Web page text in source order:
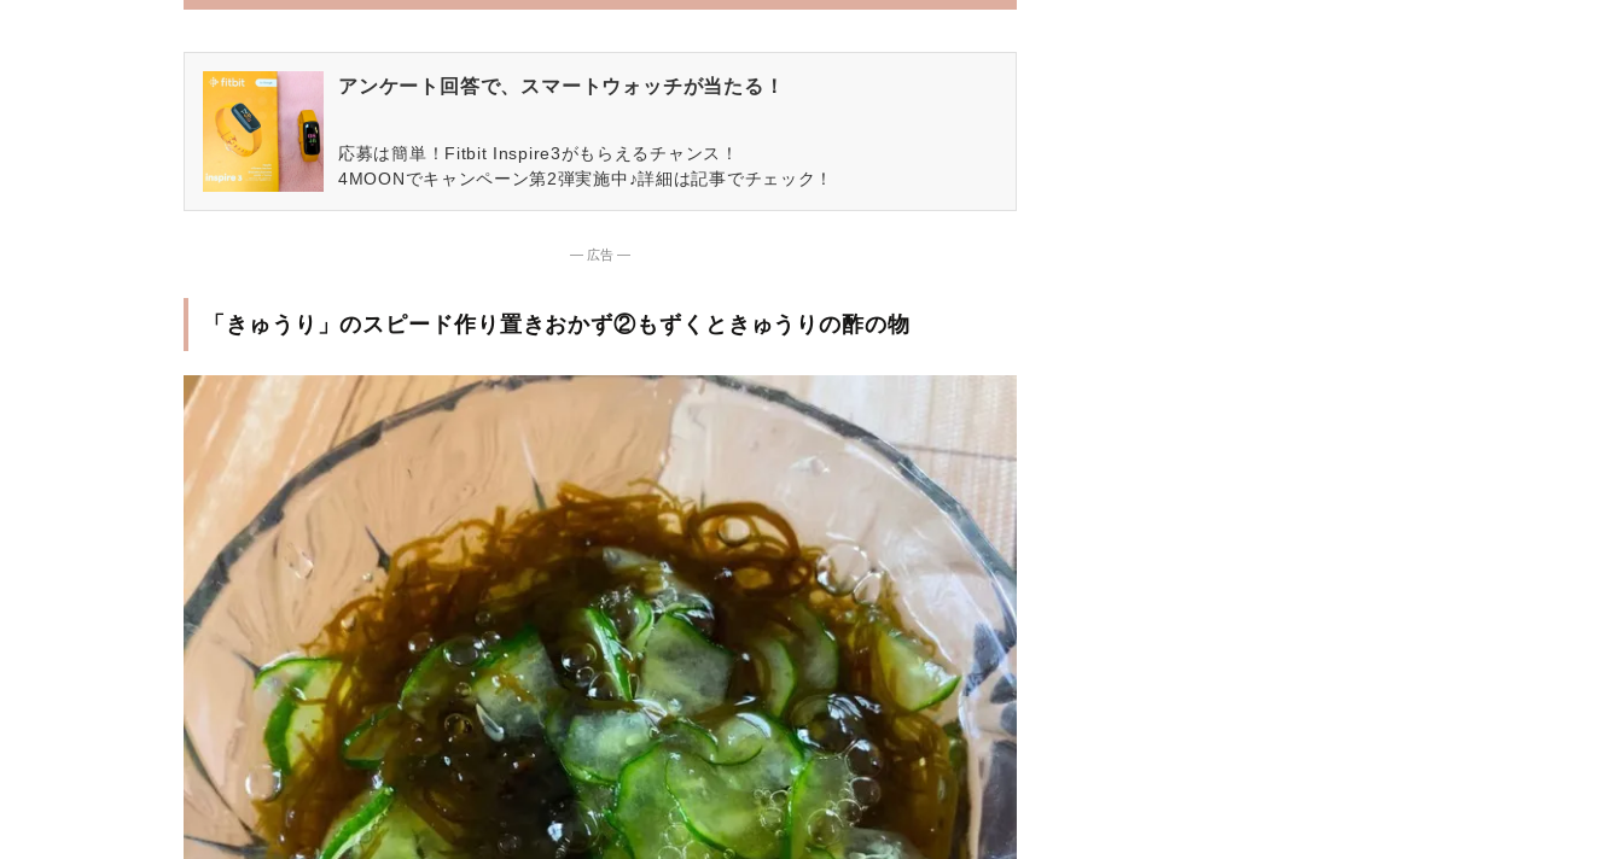
アンケート回答で、スマートウォッチが当たる！
応募は簡単！Fitbit Inspire3がもらえるチャンス！
4MOONでキャンペーン第2弾実施中♪詳細は記事でチェック！
― 広告 ―
「きゅうり」のスピード作り置きおかず②もずくときゅうりの酢の物